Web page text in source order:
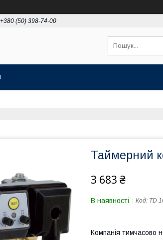
+380 (50) 398-74-00
Таймерний
3 683 ₴
В наявності Код: TD
Компанія тимчасово